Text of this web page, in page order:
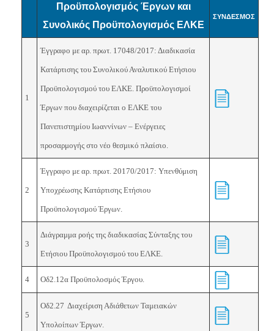
Προϋπολογισμός Έργων και
Συνολικός Προϋπολογισμός ΕΛΚΕ
ΣΥΝΔΕΣΜΟΣ
1
Έγγραφο με αρ. πρωτ. 17048/2017: Διαδικασία
Κατάρτισης του Συνολικού Αναλυτικού Ετήσιου
Προϋπολογισμού του ΕΛΚΕ. Προϋπολογισμοί
Έργων που διαχειρίζεται ο ΕΛΚΕ του
Πανεπιστημίου Ιωαννίνων – Ενέργειες
προσαρμογής στο νέο θεσμικό πλαίσιο.
2
Έγγραφο με αρ. πρωτ. 20170/2017: Υπενθύμιση
Υποχρέωσης Κατάρτισης Ετήσιου
Προϋπολογισμού Έργων.
3
Διάγραμμα ροής της διαδικασίας Σύνταξης του
Ετήσιου Προϋπολογισμού του ΕΛΚΕ.
4 Οδ2.12α Προϋπολοσμός Έργου.
5
Οδ2.27 Διαχείριση Αδιάθετων Ταμειακών
Υπολοίπων Έργων.